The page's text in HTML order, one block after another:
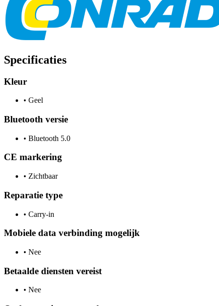
Specificaties
Kleur
• Geel
Bluetooth versie
• Bluetooth 5.0
CE markering
• Zichtbaar
Reparatie type
• Carry-in
Mobiele data verbinding mogelijk
• Nee
Betaalde diensten vereist
• Nee